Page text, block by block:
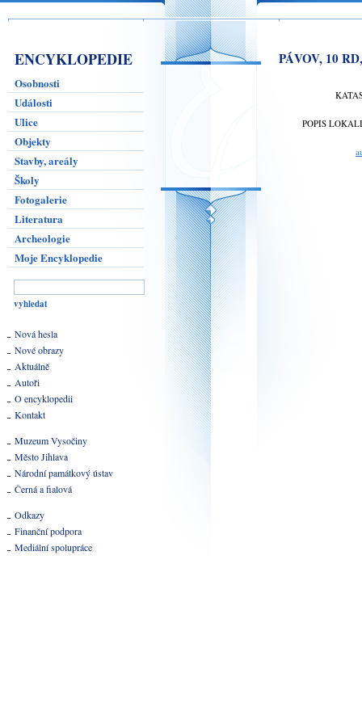
ENCYKLOPEDIE
Osobnosti
Události
Ulice
Objekty
Stavby, areály
Školy
Fotogalerie
Literatura
Archeologie
Moje Encyklopedie
Nová hesla
Nové obrazy
Aktuálně
Autoři
O encyklopedii
Kontakt
Muzeum Vysočiny
Město Jihlava
Národní památkový ústav
Černá a fialová
Odkazy
Finanční podpora
Mediální spolupráce
PÁVOV, 10
POPIS